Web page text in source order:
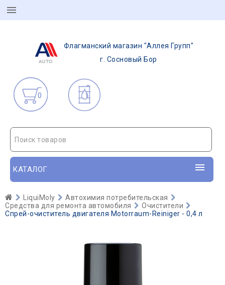
Флагманский магазин "Аллея Групп"
г. Сосновый Бор
0
Поиск товаров
КАТАЛОГ
LiquiMoly
Автохимия потребительская
Средства для ремонта автомобиля
Очистители
Спрей-очиститель двигателя Motorraum-Reiniger - 0,4 л